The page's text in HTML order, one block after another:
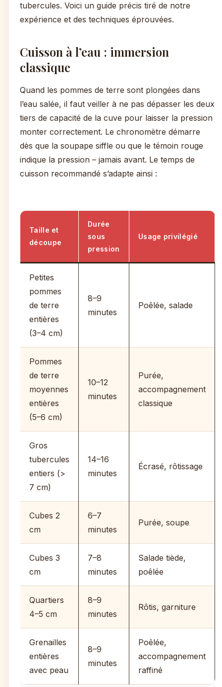
tubercules. Voici un guide précis tiré de notre
expérience et des techniques éprouvées.
Cuisson à l’eau : immersion
classique
Quand les pommes de terre sont plongées dans
l’eau salée, il faut veiller à ne pas dépasser les deux
tiers de capacité de la cuve pour laisser la pression
monter correctement. Le chronomètre démarre
dès que la soupape siffle ou que le témoin rouge
indique la pression – jamais avant. Le temps de
cuisson recommandé s’adapte ainsi :
Taille et
découpe
Durée
sous
pression
Usage privilégié
Petites
pommes
de terre
entières
(3–4 cm)
8–9
minutes
Poêlée, salade
Pommes
de terre
moyennes
entières
(5–6 cm)
10–12
minutes
Purée,
accompagnement
classique
Gros
tubercules
entiers (>
7 cm)
14–16
minutes
Écrasé, rôtissage
Cubes 2
cm
6–7
minutes
Purée, soupe
Cubes 3
cm
7–8
minutes
Salade tiède,
poêlée
Quartiers
4–5 cm
8–9
minutes
Rôtis, garniture
Grenailles
entières
avec peau
8–9
minutes
Poêlée,
accompagnement
raffiné